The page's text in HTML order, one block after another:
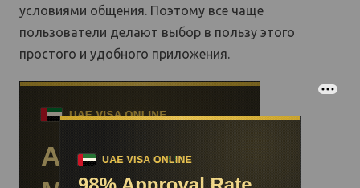
условиями общения. Поэтому все чаще
пользователи делают выбор в пользу этого
простого и удобного приложения.